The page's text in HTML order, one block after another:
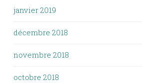
janvier 2019
décembre 2018
novembre 2018
octobre 2018